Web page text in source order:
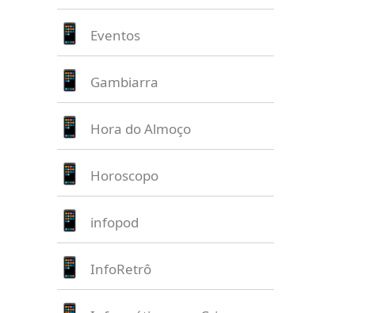
Eventos
Gambiarra
Hora do Almoço
Horoscopo
infopod
InfoRetrô